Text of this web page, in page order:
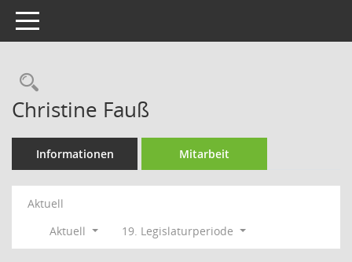
Toggle navigation
Rechercheauswahl
Christine Fauß
Informationen Mitarbeit
Aktuell
Aktuell
19. Legislaturperiode